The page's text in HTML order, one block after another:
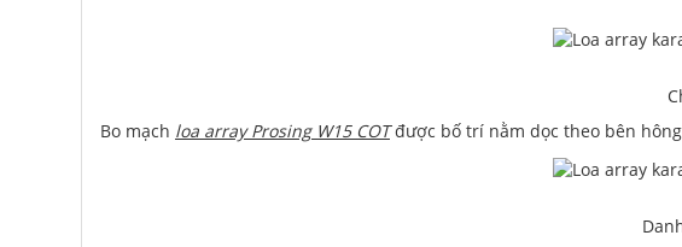
Bo mạch loa array Prosing W15 COTđược bố trí nằm dọc theo bên